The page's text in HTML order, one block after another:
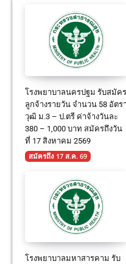
โรงพยาบาลนครปฐม รับสมัคร
ลูกจ้างรายวัน จำนวน 58 อัตรา
วุฒิ ม.3 – ป.ตรี ค่าจ้างวันละ
380 – 1,000 บาท สมัครถึงวัน
ที่ 17 สิงหาคม 2569
สมัครถึง 17 ส.ค. 69
โรงพยาบาลมหาสารคาม รับ